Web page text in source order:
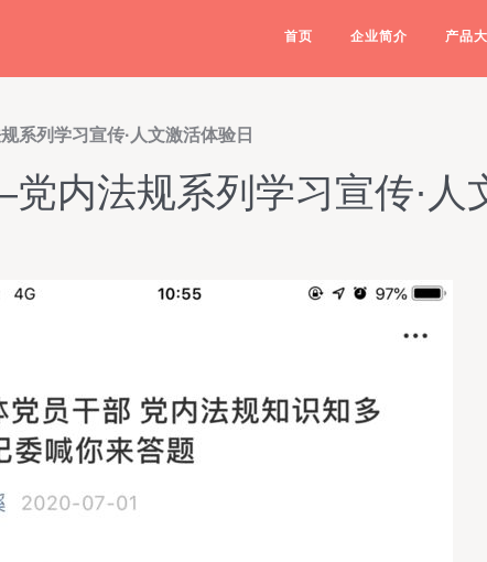
首页 企业简介 产品
列学习宣传·人文激活体验日
内法规系列学习宣传·人